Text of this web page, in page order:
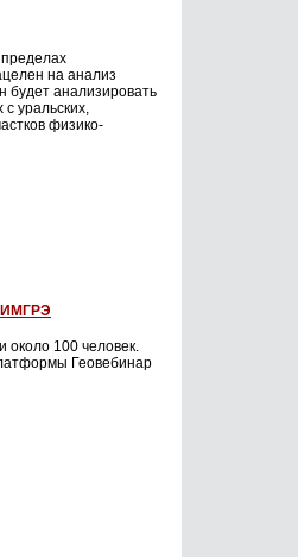
на анализ
будет анализировать
уральских,
физико-
ИМГРЭ
около 100 человек.
Геовебинар